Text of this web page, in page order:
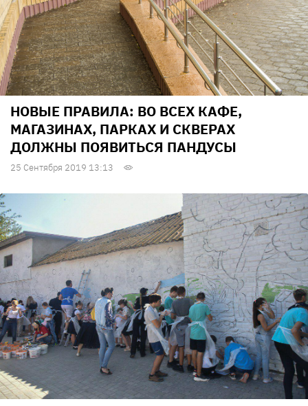
НОВЫЕ ПРАВИЛА: ВО ВСЕХ КАФЕ,
МАГАЗИНАХ, ПАРКАХ И СКВЕРАХ
ДОЛЖНЫ ПОЯВИТЬСЯ ПАНДУСЫ
25 Сентября 2019 13:13